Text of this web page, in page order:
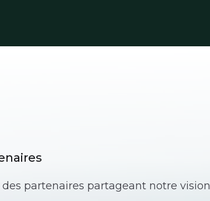
partenaires partageant notre vision